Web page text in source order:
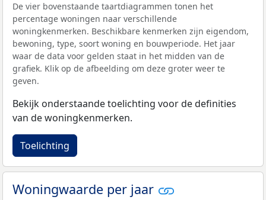
De vier bovenstaande taartdiagrammen tonen het
percentage woningen naar verschillende
woningkenmerken. Beschikbare kenmerken zijn eigendom,
bewoning, type, soort woning en bouwperiode. Het jaar
waar de data voor gelden staat in het midden van de
grafiek. Klik op de afbeelding om deze groter weer te
geven.
Bekijk onderstaande toelichting voor de definities
van de woningkenmerken.
Toelichting
Woningwaarde per jaar